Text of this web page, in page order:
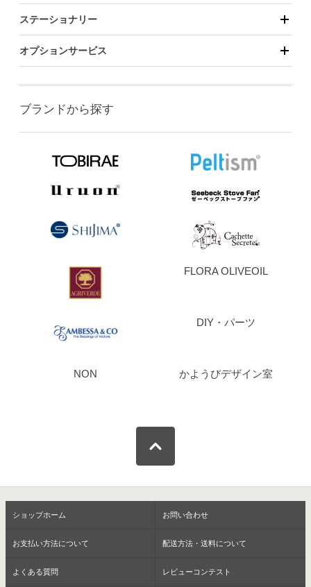
ステーショナリー
オプションサービス
ブランドから探す
FLORA OLIVEOIL
DIY・パーツ
NON かようびデザイン室
ショップホーム お問い合わせ
お支払い方法について 配送方法・送料について
よくある質問 レビューコンテスト